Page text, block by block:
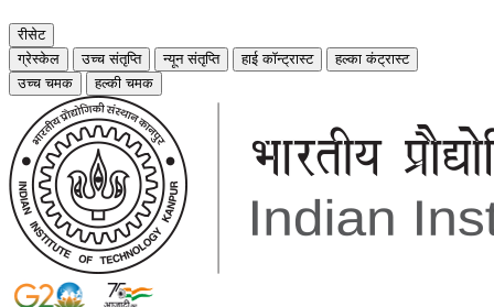
रीसेट
ग्रेस्केल
उच्च संतृप्ति न्यून संतृप्ति हाई कॉन्ट्रास्ट
हल्का कंट्रास्ट
उच्च चमक
हल्की चमक